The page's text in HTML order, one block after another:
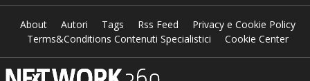
About Autori Tags Rss Feed
Privacy e Cookie Policy
Terms&Conditions Contenuti Specialistici
Cookie Center